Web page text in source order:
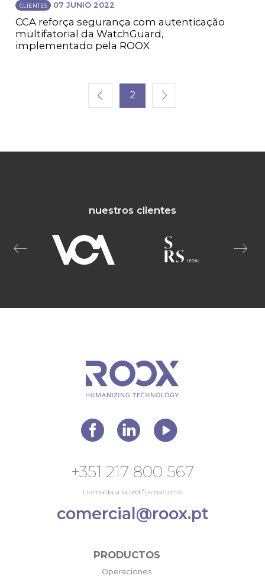
CLIENTES 07 JUNIO 2022
CCA reforça segurança com autenticação
multifatorial da WatchGuard,
implementado pela ROOX
2
nuestros clientes
+351 217 800 567
Llamada a la red fija nacional
comercial@roox.pt
PRODUCTOS
Operaciones